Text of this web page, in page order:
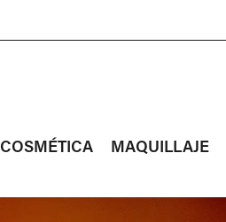
COSMÉTICA MAQUILLAJE